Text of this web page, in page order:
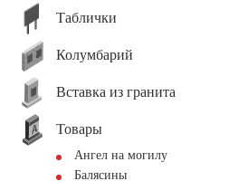
Таблички
Колумбарий
Вставка из гранита
Товары
Ангел на могилу
Балясины